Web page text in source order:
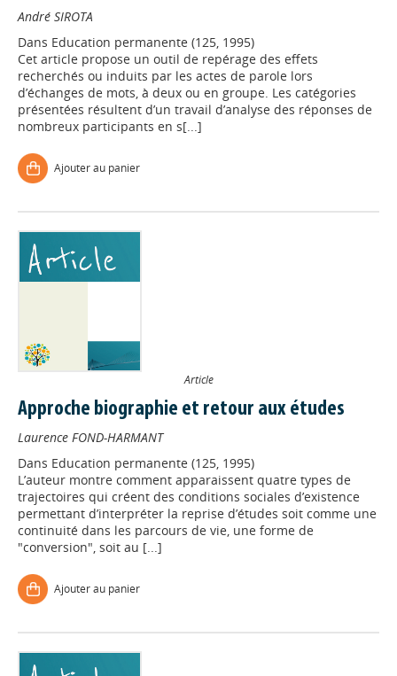
André SIROTA
Dans Education permanente (125, 1995)
Cet article propose un outil de repérage des effets
recherchés ou induits par les actes de parole lors
d’échanges de mots, à deux ou en groupe. Les catégories
présentées résultent d’un travail d’analyse des réponses de
nombreux participants en s[...]
Ajouter au panier
Article
Approche biographie et retour aux études
Laurence FOND-HARMANT
Dans Education permanente (125, 1995)
L’auteur montre comment apparaissent quatre types de
trajectoires qui créent des conditions sociales d’existence
permettant d’interpréter la reprise d’études soit comme une
continuité dans les parcours de vie, une forme de
"conversion", soit au [...]
Ajouter au panier